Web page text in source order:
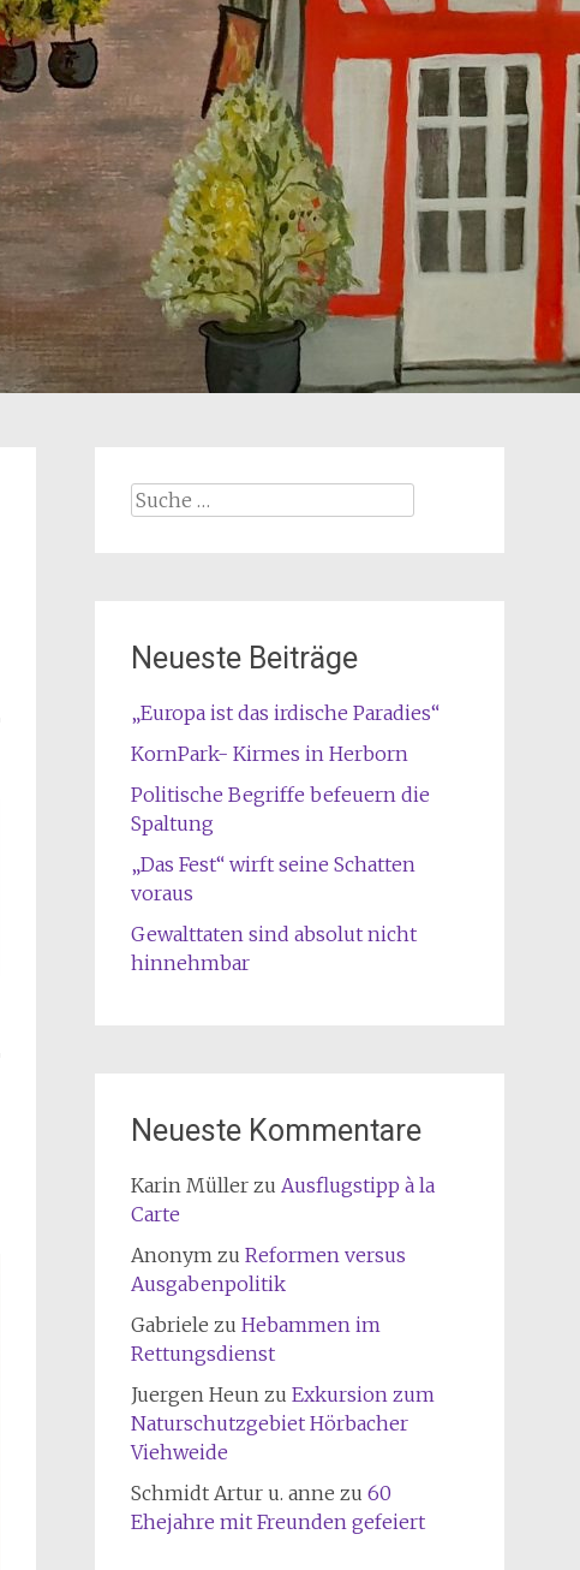
Suche
Neueste Beiträge
„Europa ist das irdische Paradies“
KornPark- Kirmes in Herborn
Politische Begriffe befeuern die
Spaltung
„Das Fest“ wirft seine Schatten
voraus
Gewalttaten sind absolut nicht
hinnehmbar
Neueste Kommentare
Karin Müllerzu Ausflugstipp à la
Carte
Anonymzu Reformen versus
Ausgabenpolitik
Gabriele zu Hebammen im
Rettungsdienst
Juergen Heunzu Exkursion zum
Naturschutzgebiet Hörbacher
Viehweide
Schmidt Artur u. anne zu 60
Ehejahre mit Freunden gefeiert